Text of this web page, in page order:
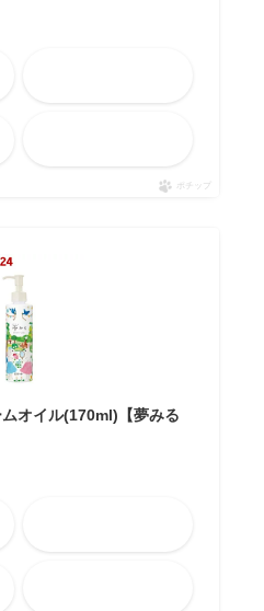
ポチップ
オイル(170ml)【夢みる